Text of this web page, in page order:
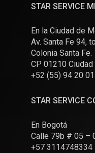
STAR SERVICE
En la Ciudad de
Av. Santa Fe 94,
Colonia Santa Fe.
CP 01210
+52 (55) 94 20
STAR SERVICE
En Bogotá
Calle 79b # 05 –
+57 3114748334